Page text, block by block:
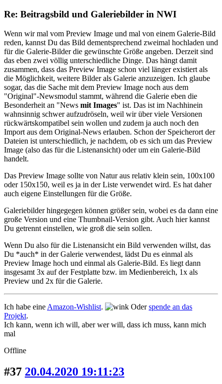
Re: Beitragsbild und Galeriebilder in NWI
Wenn wir mal vom Preview Image und mal von einem Galerie-Bild
reden, kannst Du das Bild dementsprechend zweimal hochladen und
für die Galerie-Bilder die gewünschte Größe angeben. Derzeit sind
das eben zwei völlig unterschiedliche Dinge. Das hängt damit
zusammen, dass das Preview Image schon viel länger existiert als
die Möglichkeit, weitere Bilder als Galerie anzuzeigen. Ich glaube
sogar, das die Sache mit dem Preview Image noch aus dem
"Original"-Newsmodul stammt, während die Galerie eben die
Besonderheit an "News mit Images" ist. Das ist im Nachhinein
wahnsinnig schwer aufzudröseln, weil wir über viele Versionen
rückwärtskompatibel sein wollen und zudem ja auch noch den
Import aus dem Original-News erlauben. Schon der Speicherort der
Dateien ist unterschiedlich, je nachdem, ob es sich um das Preview
Image (also das für die Listenansicht) oder um ein Galerie-Bild
handelt.
Das Preview Image sollte von Natur aus relativ klein sein, 100x100
oder 150x150, weil es ja in der Liste verwendet wird. Es hat daher
auch eigene Einstellungen für die Größe.
Galeriebilder hingegegen können größer sein, wobei es da dann eine
große Version und eine Thumbnail-Version gibt. Auch hier kannst
Du getrennt einstellen, wie groß die sein sollen.
Wenn Du also für die Listenansicht ein Bild verwenden willst, das
Du *auch* in der Galerie verwendest, lädst Du es einmal als
Preview Image hoch und einmal als Galerie-Bild. Es liegt dann
insgesamt 3x auf der Festplatte bzw. im Medienbereich, 1x als
Preview und 2x für die Galerie.
Ich habe eine Amazon-Wishlist. Oderspende an das
Projekt.
Ich kann, wenn ich will, aber wer will, dass ich muss, kann mich
mal
Offline
#37 20.04.2020 19:11:23